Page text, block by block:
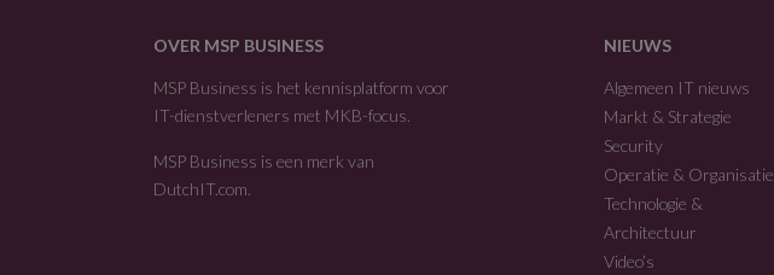
OVER MSP BUSINESS
MSP Business is het kennisplatform voor
IT-dienstverleners met MKB-focus.
MSP Business is een merk van
DutchIT.com
NIEUWS
Algemeen IT nieuws
Markt & Strategie
Security
Operatie & Organisatie
Technologie &
Architectuur
Video’s